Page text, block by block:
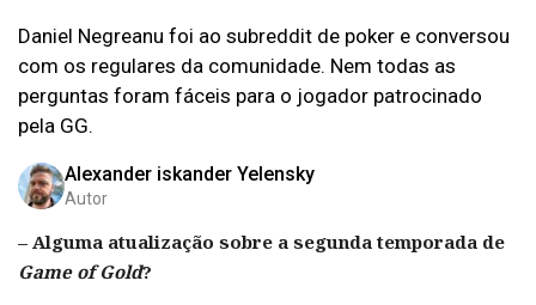
Daniel Negreanu foi ao subreddit de poker e conversou
com os regulares da comunidade. Nem todas as
perguntas foram fáceis para o jogador patrocinado
pela GG.
Alexander iskander Yelensky
Autor
– Alguma atualização sobre a segunda temporada de
Game of Gold?